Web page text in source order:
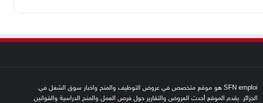
SFN emploi هو موقع متخصص في عروض التوظيف والمنح واخبار سوق الشغل في
الجزائر. يقدم الموقع أحدث العروض والتقارير حول فرص العمل والمنح الدراسية والقوانين